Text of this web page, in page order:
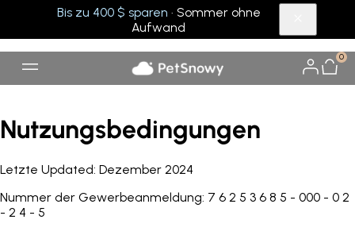
Bis zu 400 $ sparen · Sommer ohne
Aufwand
0
Nutzungsbedingungen
Letzte Updated: Dezember 2024
Nummer der Gewerbeanmeldung: 7 6 2 5 3 6 8 5 - 000 - 0 2
- 2 4 - 5